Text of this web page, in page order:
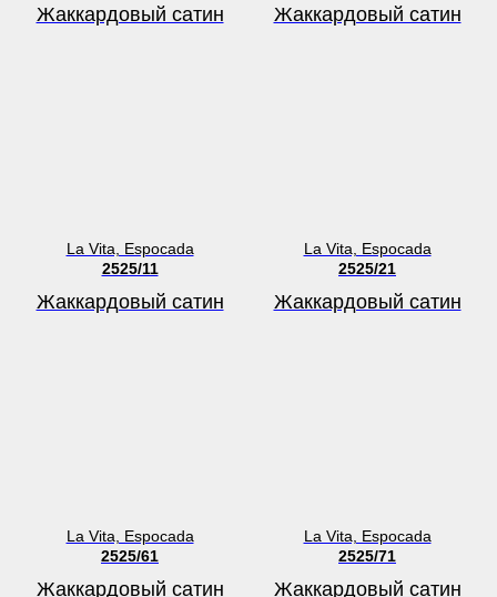
Жаккардовый сатин Жаккардовый сатин
La Vita, Espocada
2525/11
Жаккардовый сатин
La Vita, Espocada
2525/21
Жаккардовый сатин
La Vita, Espocada
2525/61
Жаккардовый сатин
La Vita, Espocada
2525/71
Жаккардовый сатин